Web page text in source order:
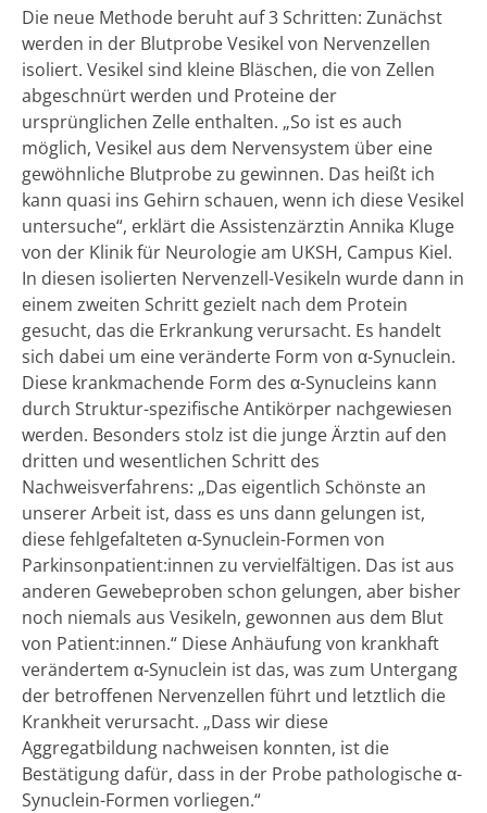
Die neue Methode beruht auf 3 Schritten: Zunächst
werden in der Blutprobe Vesikel von Nervenzellen
isoliert. Vesikel sind kleine Bläschen, die von Zellen
abgeschnürt werden und Proteine der
ursprünglichen Zelle enthalten. „So ist es auch
möglich, Vesikel aus dem Nervensystem über eine
gewöhnliche Blutprobe zu gewinnen. Das heißt ich
kann quasi ins Gehirn schauen, wenn ich diese Vesikel
untersuche“, erklärt die Assistenzärztin Annika Kluge
von der Klinik für Neurologie am UKSH, Campus Kiel.
In diesen isolierten Nervenzell-Vesikeln wurde dann in
einem zweiten Schritt gezielt nach dem Protein
gesucht, das die Erkrankung verursacht. Es handelt
sich dabei um eine veränderte Form von α-Synuclein.
Diese krankmachende Form des α-Synucleins kann
durch Struktur-spezifische Antikörper nachgewiesen
werden. Besonders stolz ist die junge Ärztin auf den
dritten und wesentlichen Schritt des
Nachweisverfahrens: „Das eigentlich Schönste an
unserer Arbeit ist, dass es uns dann gelungen ist,
diese fehlgefalteten α-Synuclein-Formen von
Parkinsonpatient:innen zu vervielfältigen. Das ist aus
anderen Gewebeproben schon gelungen, aber bisher
noch niemals aus Vesikeln, gewonnen aus dem Blut
von Patient:innen.“ Diese Anhäufung von krankhaft
verändertem α-Synuclein ist das, was zum Untergang
der betroffenen Nervenzellen führt und letztlich die
Krankheit verursacht. „Dass wir diese
Aggregatbildung nachweisen konnten, ist die
Bestätigung dafür, dass in der Probe pathologische α-
Synuclein-Formen vorliegen.“